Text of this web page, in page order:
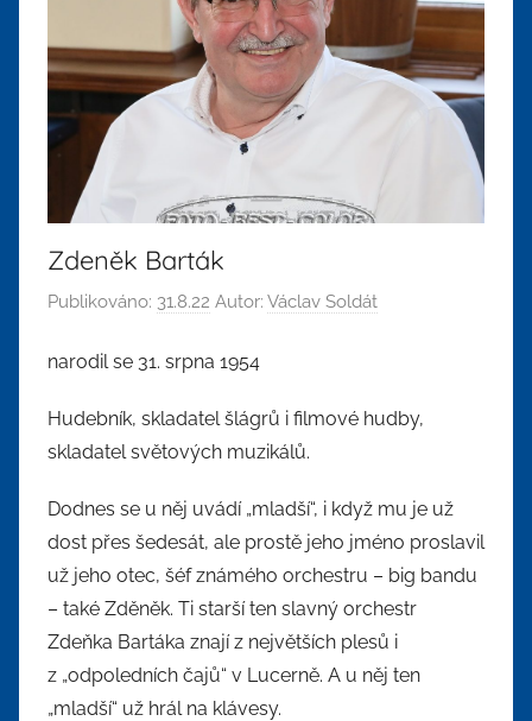
Zdeněk Barták
Publikováno: 31.8.22 Autor: Václav Soldát
narodil se 31. srpna 1954
Hudebník, skladatel šlágrů i filmové hudby,
skladatel světových muzikálů.
Dodnes se u něj uvádí „mladší“, i když mu je už
dost přes šedesát, ale prostě jeho jméno proslavil
už jeho otec, šéf známého orchestru – big bandu
– také Zděněk. Ti starší ten slavný orchestr
Zdeňka Bartáka znají z největších plesů i
z „odpoledních čajů“ v Lucerně. A u něj ten
„mladší“ už hrál na klávesy.